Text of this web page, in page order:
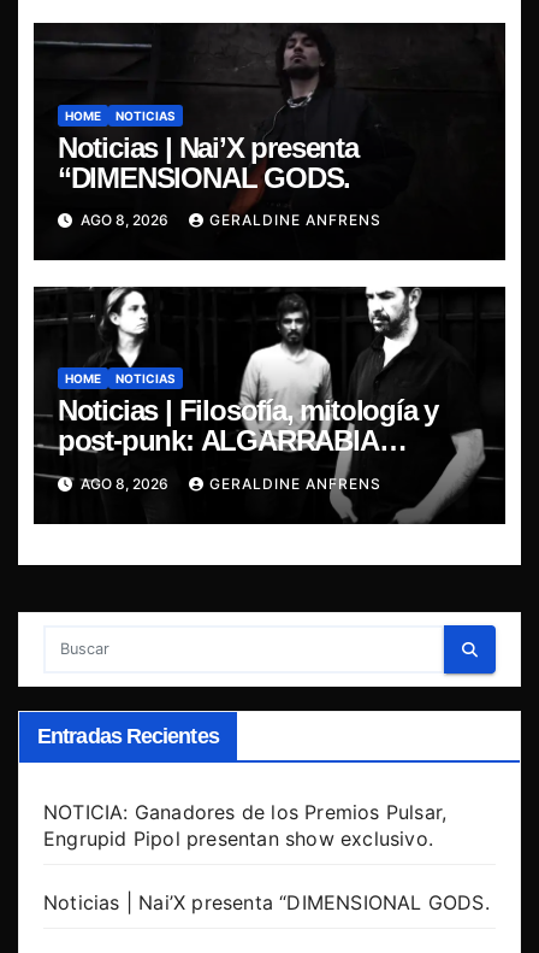
HOME NOTICIAS
Noticias | Nai’X presenta
“DIMENSIONAL GODS.
AGO 8, 2026 GERALDINE ANFRENS
HOME NOTICIAS
Noticias | Filosofía, mitología y
post-punk: ALGARRABIA
presenta “Cantos de Sirena”
AGO 8, 2026 GERALDINE ANFRENS
Entradas Recientes
NOTICIA: Ganadores de los Premios Pulsar,
Engrupid Pipol presentan show exclusivo.
Noticias | Nai’X presenta “DIMENSIONAL GODS.